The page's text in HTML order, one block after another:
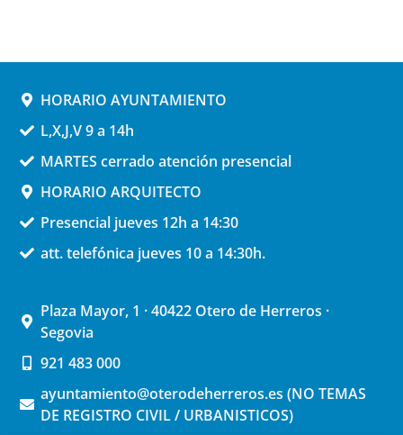
HORARIO AYUNTAMIENTO
L,X,J,V 9 a 14h
MARTES cerrado atención presencial
HORARIO ARQUITECTO
Presencial jueves 12h a 14:30
att. telefónica jueves 10 a 14:30h.
Plaza Mayor, 1 · 40422 Otero de Herreros ·
Segovia
921 483 000
ayuntamiento@oterodeherreros.es (NO TEMAS
DE REGISTRO CIVIL / URBANISTICOS)